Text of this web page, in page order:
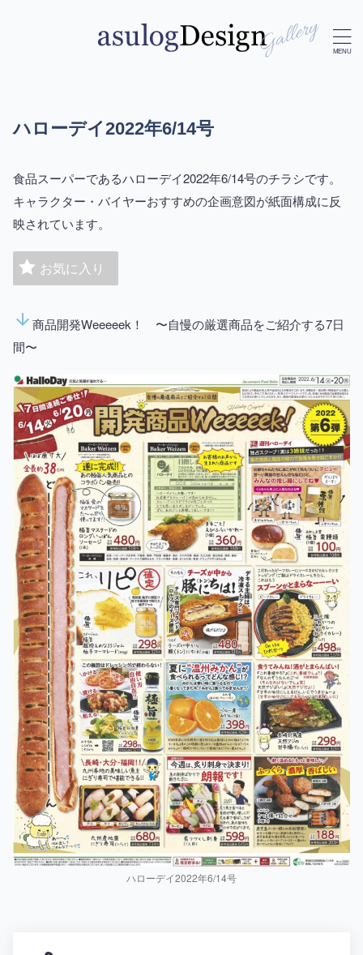
ハローデイ2022年6/14号
食品スーパーであるハローデイ2022年6/14号のチラシです。
キャラクター・バイヤーおすすめの企画意図が紙面構成に反
映されています。
お気に入り
arrow_downward商品開発Weeeeek！ 〜自慢の厳選商品をご紹介する7日
間〜
ハローデイ2022年6/14号